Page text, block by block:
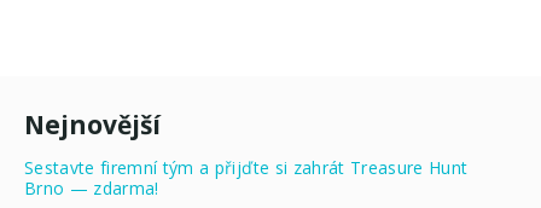
Nejnovější
Sestavte firemní tým a přijďte si zahrát Treasure Hunt
Brno — zdarma!